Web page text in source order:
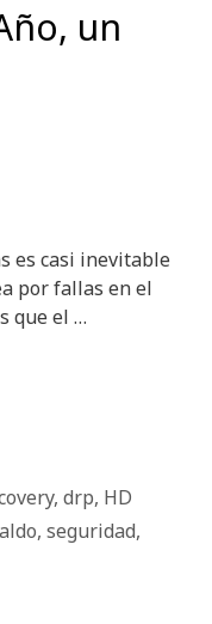
un
es casi inevitable
por fallas en el
que el …
, drp, HD
, seguridad,